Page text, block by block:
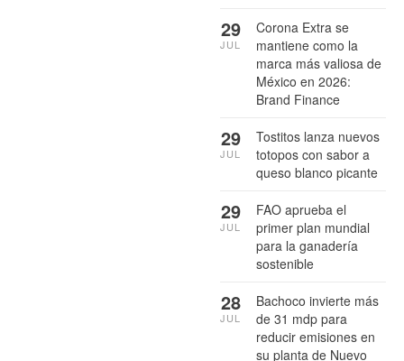
Corona Extra se
mantiene como la
marca más valiosa de
México en 2026:
Brand Finance
29
JUL
Tostitos lanza nuevos
totopos con sabor a
queso blanco picante
29
JUL
FAO aprueba el
primer plan mundial
para la ganadería
sostenible
29
JUL
Bachoco invierte más
de 31 mdp para
reducir emisiones en
su planta de Nuevo
28
JUL